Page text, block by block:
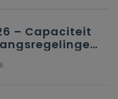
– Capaciteit
onderwijs in